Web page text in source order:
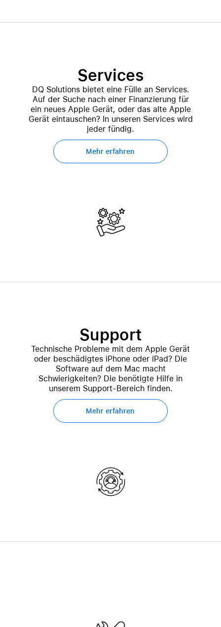
Services
DQ Solutions bietet eine Fülle an Services.
Auf der Suche nach einer Finanzierung für
ein neues Apple Gerät, oder das alte Apple
Gerät eintauschen? In unseren Services wird
jeder fündig.
Mehr erfahren
Support
Technische Probleme mit dem Apple Gerät
oder beschädigtes iPhone oder iPad? Die
Software auf dem Mac macht
Schwierigkeiten? Die benötigte Hilfe in
unserem Support-Bereich finden.
Mehr erfahren